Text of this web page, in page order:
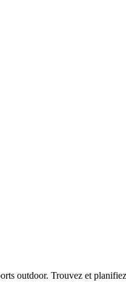
outdoor. Trouvez et